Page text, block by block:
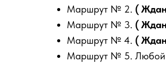
Маршрут № 2. (
Маршрут № 3. (
Маршрут № 4. (
Маршрут № 5. Любой